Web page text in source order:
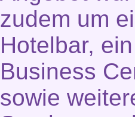
zudem um
Hotelbar, ein
Business
sowie